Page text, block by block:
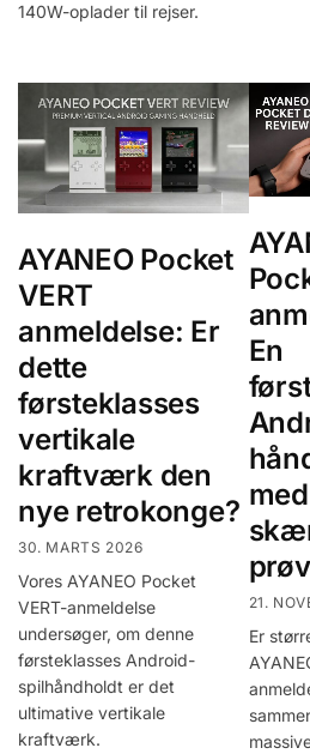
140W-oplader til rejser.
AYANEO Pocket
VERT
anmeldelse: Er
dette
førsteklasses
vertikale
kraftværk den
nye retrokonge?
30. MARTS 2026
Vores AYANEO Pocket
VERT-anmeldelse
undersøger, om denne
førsteklasses Android-
spilhåndholdt er det
ultimative vertikale
kraftværk.
En
21.
Er